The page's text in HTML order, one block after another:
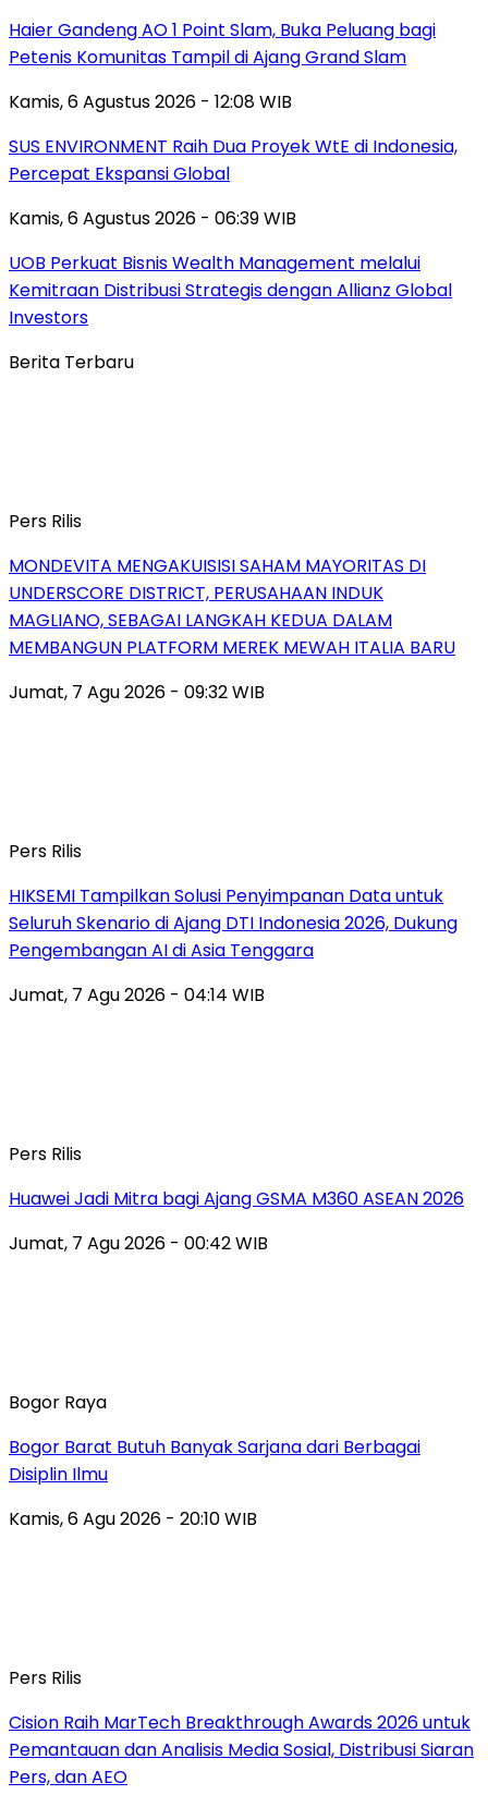
Haier Gandeng AO 1 Point Slam, Buka Peluang bagi
Petenis Komunitas Tampil di Ajang Grand Slam
Kamis, 6 Agustus 2026 - 12:08 WIB
SUS ENVIRONMENT Raih Dua Proyek WtE di Indonesia,
Percepat Ekspansi Global
Kamis, 6 Agustus 2026 - 06:39 WIB
UOB Perkuat Bisnis Wealth Management melalui
Kemitraan Distribusi Strategis dengan Allianz Global
Investors
Berita Terbaru
Pers Rilis
MONDEVITA MENGAKUISISI SAHAM MAYORITAS DI
UNDERSCORE DISTRICT, PERUSAHAAN INDUK
MAGLIANO, SEBAGAI LANGKAH KEDUA DALAM
MEMBANGUN PLATFORM MEREK MEWAH ITALIA BARU
Jumat, 7 Agu 2026 - 09:32 WIB
Pers Rilis
HIKSEMI Tampilkan Solusi Penyimpanan Data untuk
Seluruh Skenario di Ajang DTI Indonesia 2026, Dukung
Pengembangan AI di Asia Tenggara
Jumat, 7 Agu 2026 - 04:14 WIB
Pers Rilis
Huawei Jadi Mitra bagi Ajang GSMA M360 ASEAN 2026
Jumat, 7 Agu 2026 - 00:42 WIB
Bogor Raya
Bogor Barat Butuh Banyak Sarjana dari Berbagai
Disiplin Ilmu
Kamis, 6 Agu 2026 - 20:10 WIB
Pers Rilis
Cision Raih MarTech Breakthrough Awards 2026 untuk
Pemantauan dan Analisis Media Sosial, Distribusi Siaran
Pers, dan AEO